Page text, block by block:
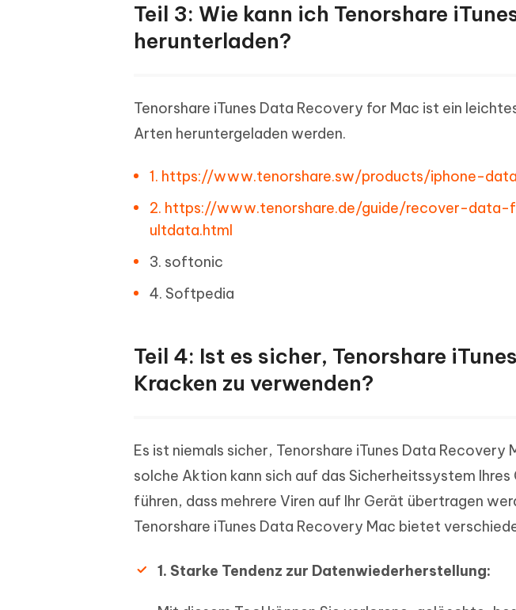
Teil 3: Wie kann ich Tenorshare
herunterladen?
Tenorshare iTunes Data Recovery for Mac ist ein
Arten heruntergeladen werden.
1. https://www.tenorshare.sw/products/iphone-
2. https://www.tenorshare.de/guide/recover-
ultdata.html
3. softonic
4. Softpedia
Teil 4: Ist es sicher, Tenorshare
Kracken zu verwenden?
Es ist niemals sicher, Tenorshare iTunes Data Recovery
solche Aktion kann sich auf das Sicherheitssystem Ihres
führen, dass mehrere Viren auf Ihr Gerät übertragen
Tenorshare iTunes Data Recovery Mac bietet
1. Starke Tendenz zur Datenwiederherstellung: